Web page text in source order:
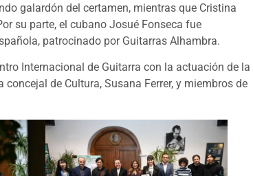
galardón del certamen, mientras que Cristina
su parte, el cubano Josué Fonseca fue
patrocinado por Guitarras Alhambra.
Internacional de Guitarra con la actuación de la
de Cultura, Susana Ferrer, y miembros de